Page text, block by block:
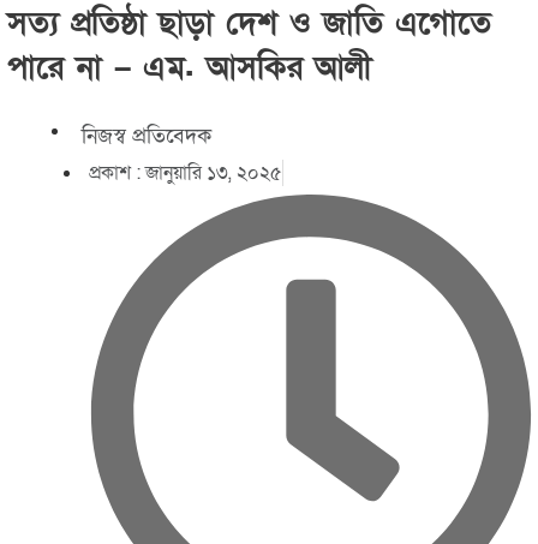
সত্য প্রতিষ্ঠা ছাড়া দেশ ও জাতি এগোতে
পারে না – এম. আসকির আলী
নিজস্ব প্রতিবেদক
প্রকাশ :জানুয়ারি ১৩, ২০২৫